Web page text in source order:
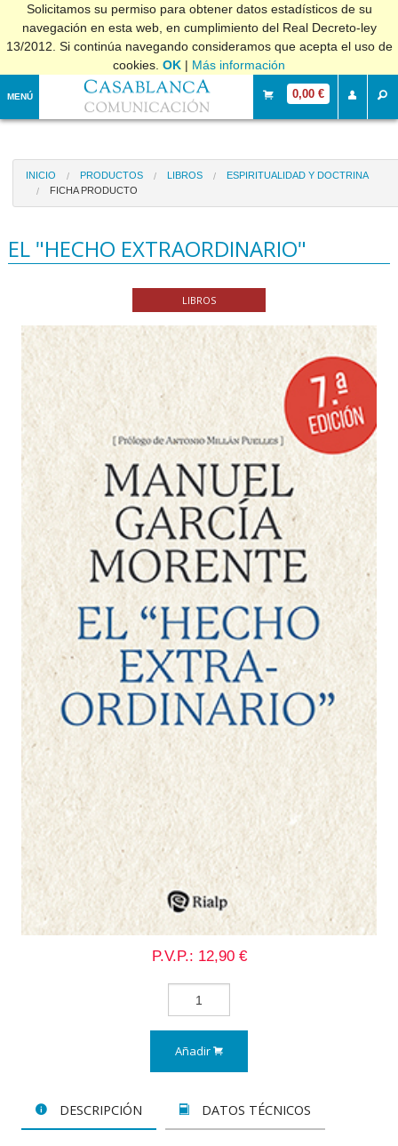
Solicitamos su permiso para obtener datos estadísticos de su
navegación en esta web, en cumplimiento del Real Decreto-ley
13/2012. Si continúa navegando consideramos que acepta el uso de
cookies. OK | Más información
MENÚ 0,00 €
INICIO PRODUCTOS LIBROS
ESPIRITUALIDAD Y DOCTRINA
FICHA PRODUCTO
EL "HECHO EXTRAORDINARIO"
LIBROS
P.V.P.: 12,90 €
Añadir
DESCRIPCIÓN DATOS TÉCNICOS